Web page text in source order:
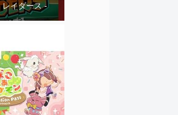
レイダース -